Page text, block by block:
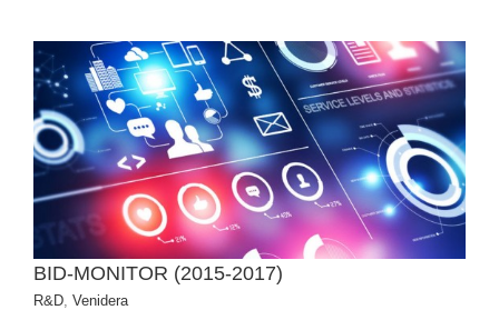
BID-MONITOR (2015-2017)
R&D Venidera